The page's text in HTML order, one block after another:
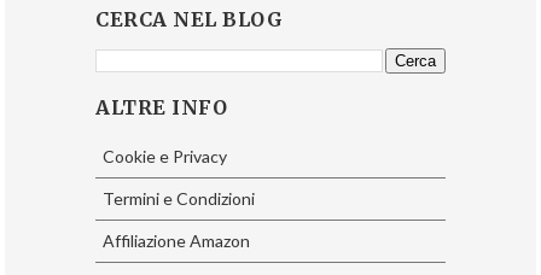
CERCA NEL BLOG
ALTRE INFO
Cookie e Privacy
Termini e Condizioni
Affiliazione Amazon